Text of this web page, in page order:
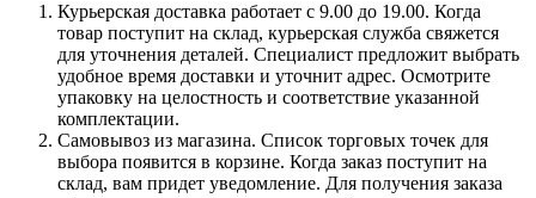
Курьерская доставка работает с 9.00 до 19.00. Когда
товар поступит на склад, курьерская служба свяжется
для уточнения деталей. Специалист предложит выбрать
удобное время доставки и уточнит адрес. Осмотрите
упаковку на целостность и соответствие указанной
комплектации.
Самовывоз из магазина. Список торговых точек для
выбора появится в корзине. Когда заказ поступит на
склад, вам придет уведомление. Для получения заказа